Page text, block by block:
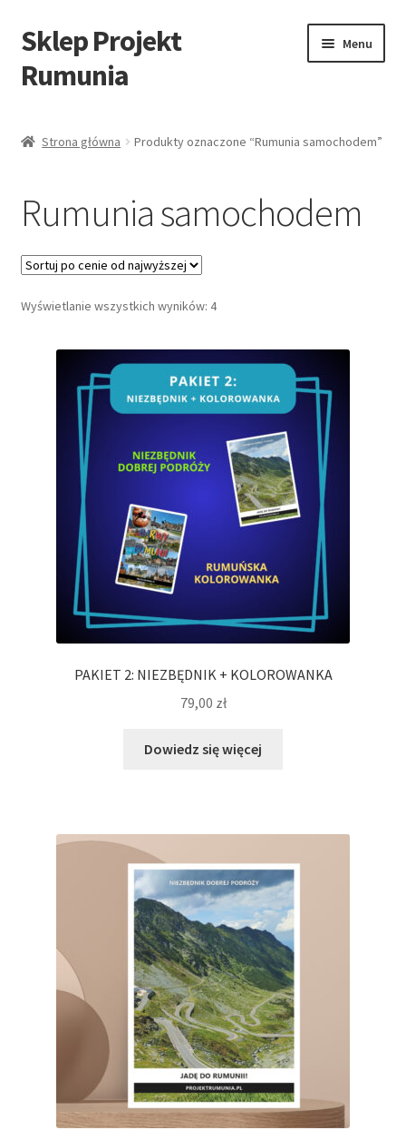
Przejdź
do
nawigacji
Przejdź
do
treści
Sklep Projekt
Rumunia
Menu
BLOG
Regulamin Sklepu
Polityka prywatności
Strona główna Produkty oznaczone “Rumunia samochodem”
Rumunia samochodem
Wyświetlanie wszystkich wyników: 4Posortowane
od
wysokiej
do
PAKIET 2: NIEZBĘDNIK + KOLOROWANKA
79,00 zł
Dowiedz się więcej